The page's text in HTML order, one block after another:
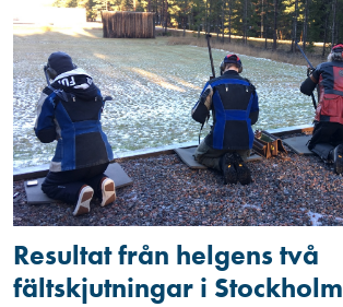
Resultat från helgens två
fältskjutningar i Stockholm